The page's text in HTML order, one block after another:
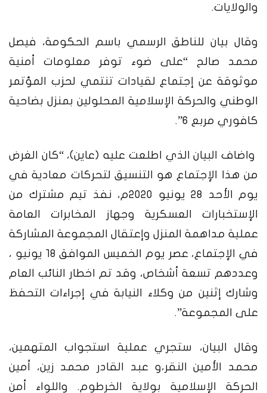
والولايات.
وقال بيان للناطق الرسمي باسم الحكومة، فيصل
محمد صالح “على ضوء توفر معلومات أمنية
موثوقة عن إجتماع لقيادات تنتمي لحزب المؤتمر
الوطني والحركة الإسلامية المحلولين بمنزل بضاحية
كافوري مربع 6”.
واضاف البيان الذي اطلعت عليه (عاين)، “كان الغرض
من هذا الإجتماع هو التنسيق لتحركات معادية في
يوم الأحد 28 يونيو 2020م، نفذ تيم مشترك من
الإستخبارات العسكرية وجهاز المخابرات العامة
عملية مداهمة المنزل وإعتقال المجموعة المشاركة
في الإجتماع، عصر يوم الخميس الموافق 18 يونيو ،
وعددهم تسعة أشخاص، وقد تم اخطار النائب العام
وشارك إثنين من وكلاء النيابة في إجراءات التحفظ
على المجموعة”.
وقال البيان، ستجري عملية استجواب المتهمين،
محمد الأمين النقر،و عبد القادر محمد زين، أمين
الحركة الإسلامية بولاية الخرطوم. واللواء أمن